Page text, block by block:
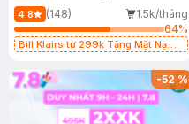
4.8 (148)
1.5k/tháng
64%
Bill Klairs từ 299k Tặng Mặt Nạ
25ml (SL Có Hạn)
-52%